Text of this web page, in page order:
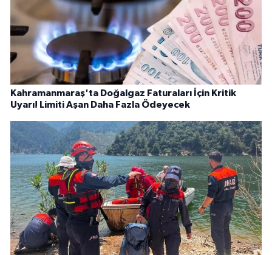
Kahramanmaraş'ta Doğalgaz Faturaları İçin Kritik
Uyarı! Limiti Aşan Daha Fazla Ödeyecek